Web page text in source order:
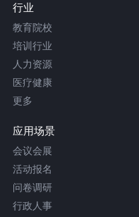
行业
教育院校
培训行业
人力资源
医疗健康
更多
应用场景
会议会展
活动报名
问卷调研
行政人事